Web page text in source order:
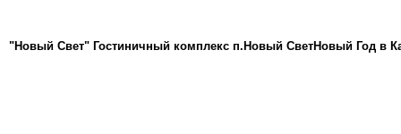
"Новый Свет" Гостиничный комплекс п.Новый СветНовый Год в